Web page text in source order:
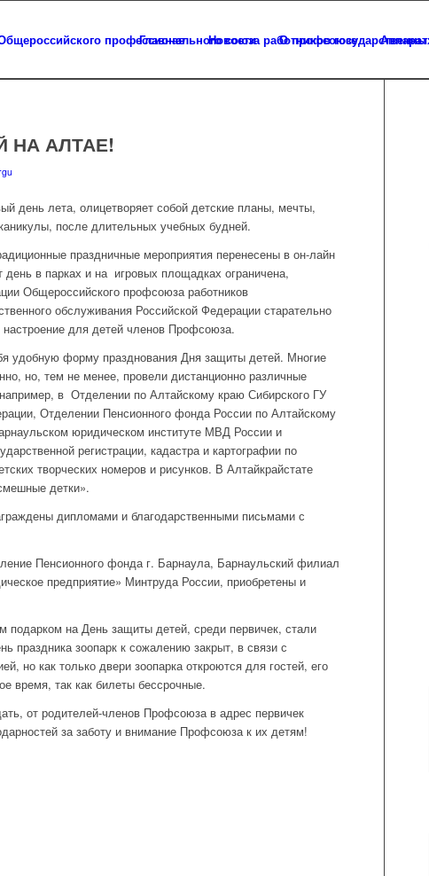
Главная Новости О профсоюзе Аппарат
НА АЛТАЕ!
день лета, олицетворяет собой детские планы, мечты,
после длительных учебных будней.
праздничные мероприятия перенесены в он-лайн
в парках и на игровых площадках ограничена,
Общероссийского профсоюза работников
обслуживания Российской Федерации старательно
для детей членов Профсоюза.
удобную форму празднования Дня защиты детей. Многие
но, тем не менее, провели дистанционно различные
в Отделении по Алтайскому краю Сибирского ГУ
Отделении Пенсионного фонда России по Алтайскому
юридическом институте МВД России и
регистрации, кадастра и картографии по
творческих номеров и рисунков. В Алтайкрайстате
детки».
дипломами и благодарственными письмами с
Пенсионного фонда г. Барнаула, Барнаульский филиал
предприятие» Минтруда России, приобретены и
подарком на День защиты детей, среди первичек, стали
праздника зоопарк к сожалению закрыт, в связи с
но как только двери зоопарка откроются для гостей, его
время, так как билеты бессрочные.
от родителей-членов Профсоюза в адрес первичек
за заботу и внимание Профсоюза к их детям!